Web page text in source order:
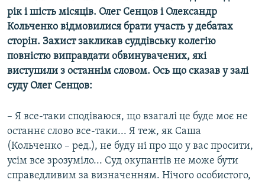
рік і шість місяців. Олег Сенцов і Олександр
Кольченко відмовилися брати участь у дебатах
сторін. Захист закликав суддівську колегію
повністю виправдати обвинувачених, які
виступили з останнім словом. Ось що сказав у залі
суду Олег Сенцов:
– Я все-таки сподіваюся, що взагалі це буде моє не
останнє слово все-таки... Я теж, як Саша
(Кольченко – ред.), не буду ні про що у вас просити,
усім все зрозуміло... Суд окупантів не може бути
справедливим за визначенням. Нічого особистого,